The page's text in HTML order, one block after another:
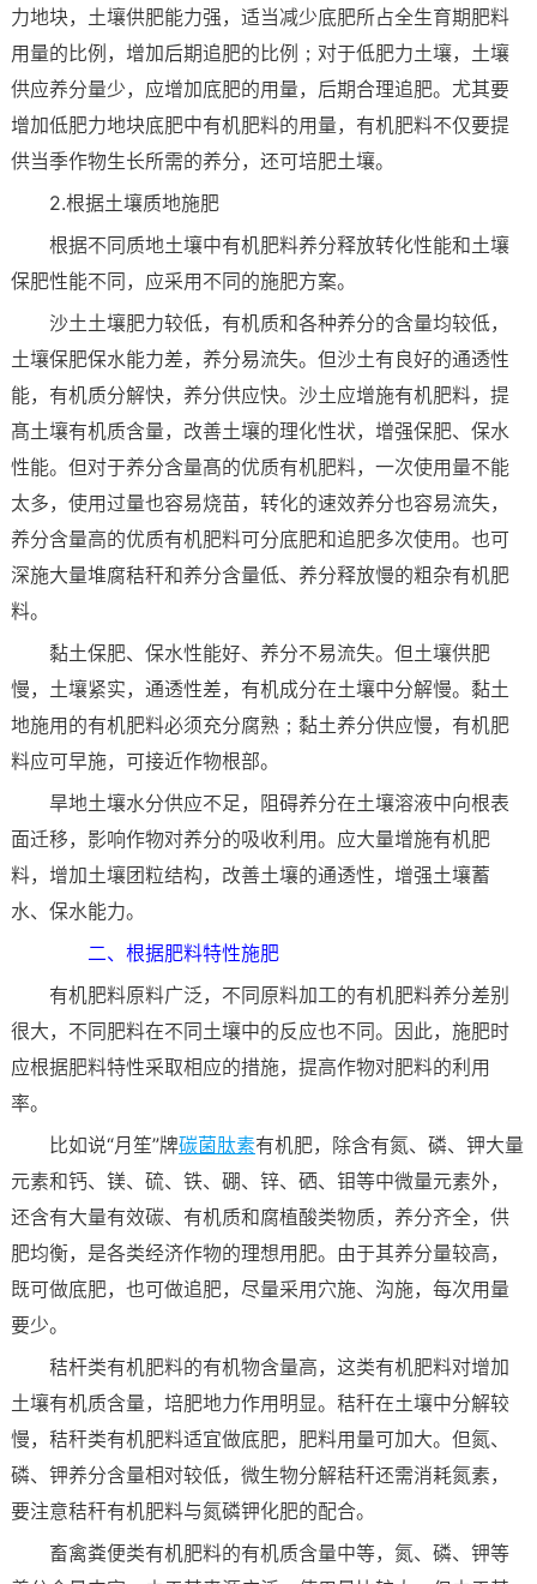
力地块，土壤供肥能力强，适当减少底肥所占全生育期肥料
用量的比例，增加后期追肥的比例；对于低肥力土壤，土壤
供应养分量少，应增加底肥的用量，后期合理追肥。尤其要
增加低肥力地块底肥中有机肥料的用量，有机肥料不仅要提
供当季作物生长所需的养分，还可培肥土壤。
2.根据土壤质地施肥
根据不同质地土壤中有机肥料养分释放转化性能和土壤
保肥性能不同，应采用不同的施肥方案。
沙土土壤肥力较低，有机质和各种养分的含量均较低，
土壤保肥保水能力差，养分易流失。但沙土有良好的通透性
能，有机质分解快，养分供应快。沙土应增施有机肥料，提
髙土壤有机质含量，改善土壤的理化性状，增强保肥、保水
性能。但对于养分含量髙的优质有机肥料，一次使用量不能
太多，使用过量也容易烧苗，转化的速效养分也容易流失，
养分含量高的优质有机肥料可分底肥和追肥多次使用。也可
深施大量堆腐秸秆和养分含量低、养分释放慢的粗杂有机肥
料。
黏土保肥、保水性能好、养分不易流失。但土壤供肥
慢，土壤紧实，通透性差，有机成分在土壤中分解慢。黏土
地施用的有机肥料必须充分腐熟；黏土养分供应慢，有机肥
料应可早施，可接近作物根部。
旱地土壤水分供应不足，阻碍养分在土壤溶液中向根表
面迁移，影响作物对养分的吸收利用。应大量增施有机肥
料，增加土壤团粒结构，改善土壤的通透性，增强土壤蓄
水、保水能力。
二、根据肥料特性施肥
有机肥料原料广泛，不同原料加工的有机肥料养分差别
很大，不同肥料在不同土壤中的反应也不同。因此，施肥时
应根据肥料特性采取相应的措施，提高作物对肥料的利用
率。
比如说“月笙”牌碳菌肽素有机肥，除含有氮、磷、钾大量
元素和钙、镁、硫、铁、硼、锌、硒、钼等中微量元素外，
还含有大量有效碳、有机质和腐植酸类物质，养分齐全，供
肥均衡，是各类经济作物的理想用肥。由于其养分量较高，
既可做底肥，也可做追肥，尽量采用穴施、沟施，每次用量
要少。
秸杆类有机肥料的有机物含量高，这类有机肥料对增加
土壤有机质含量，培肥地力作用明显。秸秆在土壤中分解较
慢，秸秆类有机肥料适宜做底肥，肥料用量可加大。但氮、
磷、钾养分含量相对较低，微生物分解秸秆还需消耗氮素，
要注意秸秆有机肥料与氮磷钾化肥的配合。
畜禽粪便类有机肥料的有机质含量中等，氮、磷、钾等